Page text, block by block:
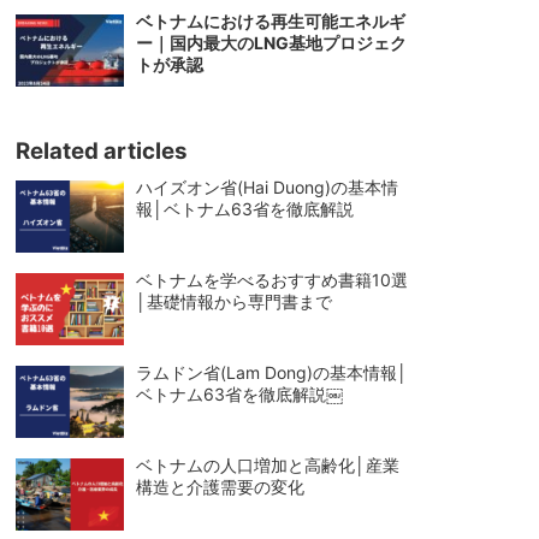
ベトナムにおける再生可能エネルギ
ー｜国内最大のLNG基地プロジェク
トが承認
Related articles
ハイズオン省(Hai Duong)の基本情
報│ベトナム63省を徹底解説
ベトナムを学べるおすすめ書籍10選
│基礎情報から専門書まで
ラムドン省(Lam Dong)の基本情報│
ベトナム63省を徹底解説￼
ベトナムの人口増加と高齢化│産業
構造と介護需要の変化